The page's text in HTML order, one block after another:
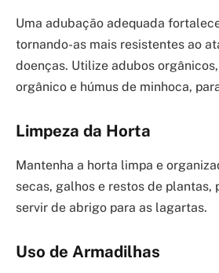
Uma adubação adequada
tornando-as mais resistentes ao
doenças. Utilize adubos
orgânico e húmus de minhoca,
Limpeza da Horta
Mantenha a horta limpa e
secas, galhos e restos de plantas,
servir de abrigo para as lagartas.
Uso de Armadilhas